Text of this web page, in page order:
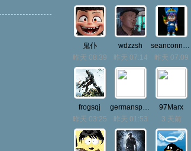
鬼仆
昨天 08:39
wdzzsh
昨天 07:14
seanconnery
昨天 07:09
frogsqj
昨天 03:25
germanspirit121
昨天 01:53
97Marx
3 天前